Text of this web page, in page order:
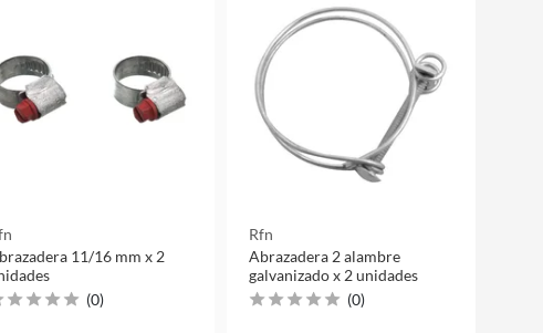
11/16 mm x 2
(0)
Rfn
Abrazadera 2 alambre
galvanizado x 2 unidades
(0)